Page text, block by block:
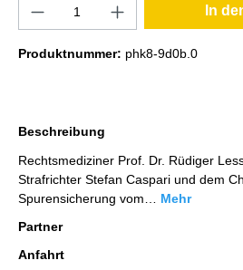
In
Produktnummer: phk8-9d0b.0
Beschreibung
Rechtsmediziner Prof. Dr. Rüdiger
Strafrichter Stefan Caspari und dem
Spurensicherung vom… Mehr
Partner
Anfahrt